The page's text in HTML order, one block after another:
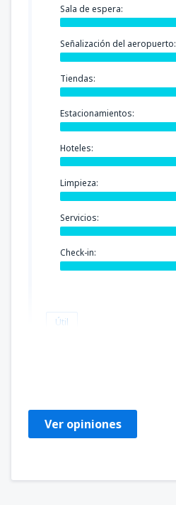
Sala de espera:
Señalización del aeropuerto:
Tiendas:
Estacionamientos:
Hoteles:
Limpieza:
Servicios:
Check-in:
Útil
Ver opiniones